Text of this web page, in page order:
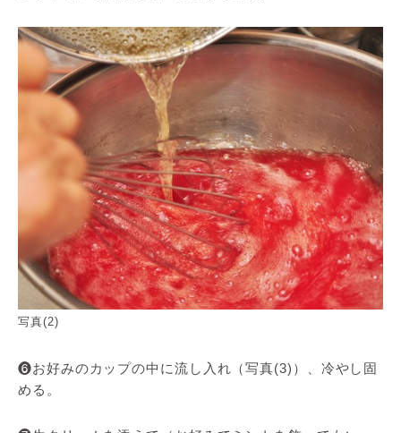
写真(2)
❻お好みのカップの中に流し入れ（写真(3)）、冷やし固
める。